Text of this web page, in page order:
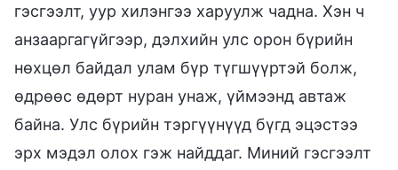
гэсгээлт, уур хилэнгээ харуулж чадна. Хэн ч
анзааргагүйгээр, дэлхийн улс орон бүрийн
нөхцөл байдал улам бүр түгшүүртэй болж,
өдрөөс өдөрт нуран унаж, үймээнд автаж
байна. Улс бүрийн тэргүүнүүд бүгд эцэстээ
эрх мэдэл олох гэж найддаг. Миний гэсгээлт